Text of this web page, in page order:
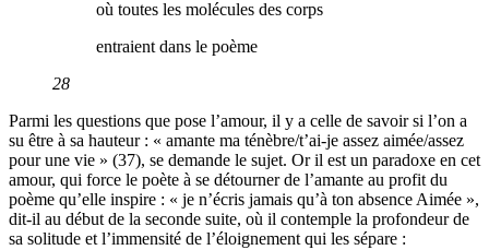
où toutes les molécules des corps
entraient dans le poème
28
Parmi les questions que pose l’amour, il y a celle de savoir si l’on a
su être à sa hauteur : « amante ma ténèbre/t’ai-je assez aimée/assez
pour une vie » (37), se demande le sujet. Or il est un paradoxe en cet
amour, qui force le poète à se détourner de l’amante au profit du
poème qu’elle inspire : « je n’écris jamais qu’à ton absence Aimée »,
dit-il au début de la seconde suite, où il contemple la profondeur de
sa solitude et l’immensité de l’éloignement qui les sépare :